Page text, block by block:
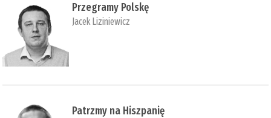
Przegramy Polskę
Jacek Liziniewicz
Patrzmy na Hiszpanię